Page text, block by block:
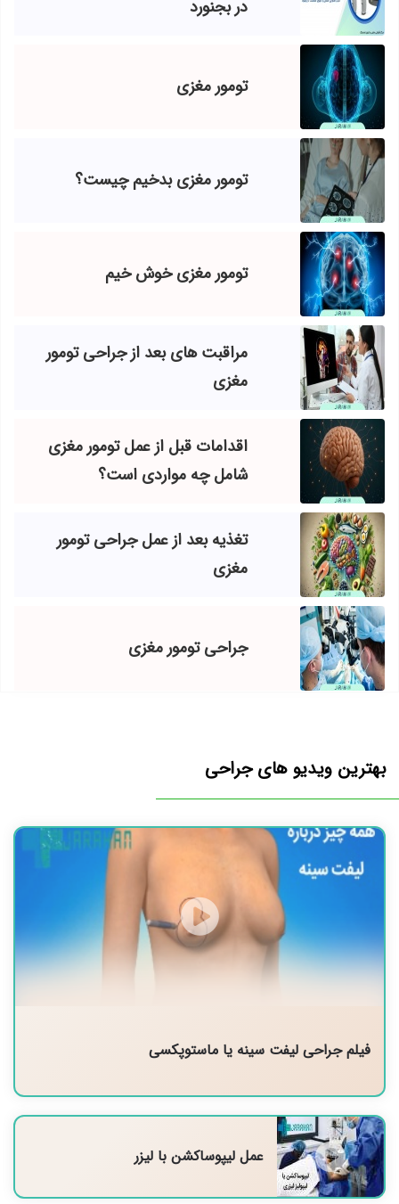
در بجنورد
تومور مغزی
تومور مغزی بدخیم چیست؟
تومور مغزی خوش خیم
مراقبت های بعد از جراحی تومور
مغزی
اقدامات قبل از عمل تومور مغزی
شامل چه مواردی است؟
تغذیه بعد از عمل جراحی تومور
مغزی
جراحی تومور مغزی
بهترین ویدیو های جراحی
فیلم جراحی لیفت سینه یا ماستوپکسی
عمل لیپوساکشن با لیزر